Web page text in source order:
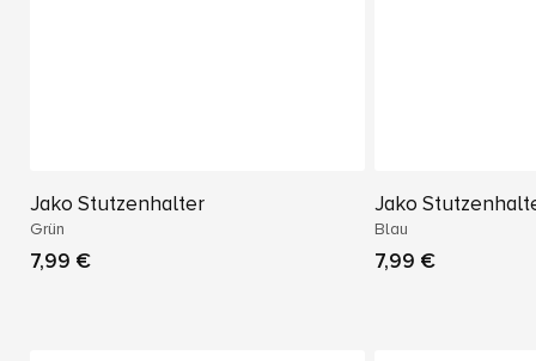
Jako Stutzenhalter
Grün
7,99 €
Jako
Blau
7,99 €